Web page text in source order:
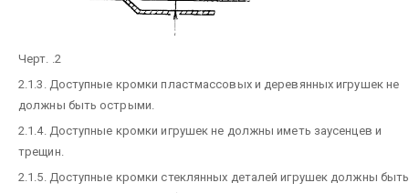
Черт. .2
2.1.3. Доступные кромки пластмассовых и деревянных игрушек не
должны быть острыми.
2.1.4. Доступные кромки игрушек не должны иметь заусенцев и
трещин.
2.1.5. Доступные кромки стеклянных деталей игрушек должны быть